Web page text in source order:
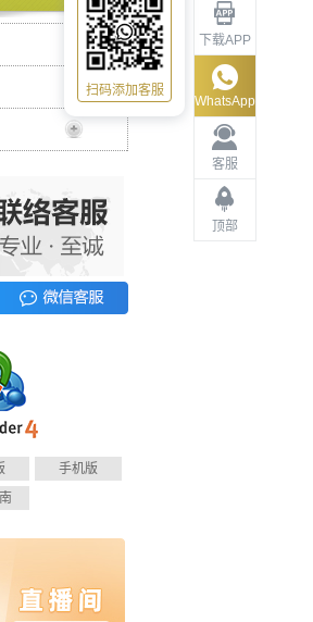
下载APP
客服
顶部
WhatsApp
扫码添加客服
手机版